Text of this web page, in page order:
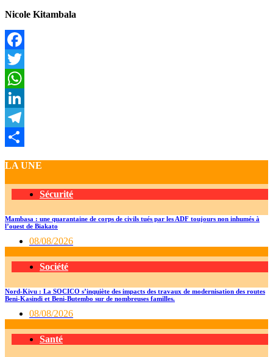
Nicole Kitambala
Facebook
Twitter
WhatsApp
LinkedIn
Telegram
LA UNE
Sécurité
Mambasa : une quarantaine de corps de civils tués par les ADF toujours non inhumés à
l’ouest de Biakato
08/08/2026
Société
Nord-Kivu : La SOCICO s’inquiète des impacts des travaux de modernisation des routes
Beni-Kasindi et Beni-Butembo sur de nombreuses familles.
08/08/2026
Santé